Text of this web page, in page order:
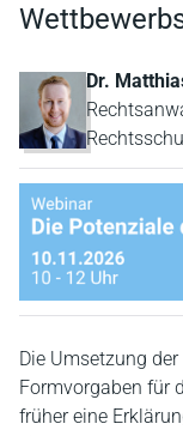
Dr.
Die Umsetzung
Formvorgaben für
früher eine